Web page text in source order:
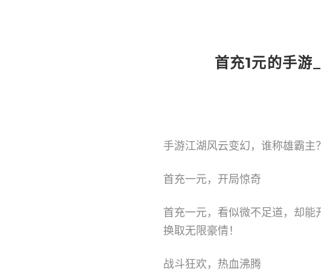
首充1元的手游
手游江湖风云变幻，谁称雄霸主
首充一元，开局惊奇
首充一元，看似微不足道，却能
换取无限豪情！
战斗狂欢，热血沸腾